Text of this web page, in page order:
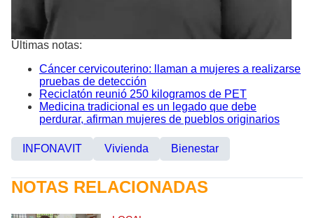
Últimas notas:
Cáncer cervicouterino: llaman a mujeres a realizarse
pruebas de detección
Reciclatón reunió 250 kilogramos de PET
Medicina tradicional es un legado que debe
perdurar, afirman mujeres de pueblos originarios
INFONAVIT Vivienda Bienestar
NOTAS RELACIONADAS